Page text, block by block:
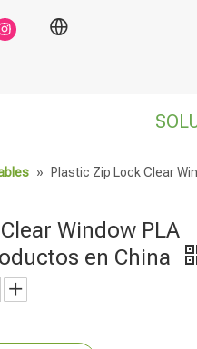
» Plastic Zip Lock Clear
Window PLA
en China